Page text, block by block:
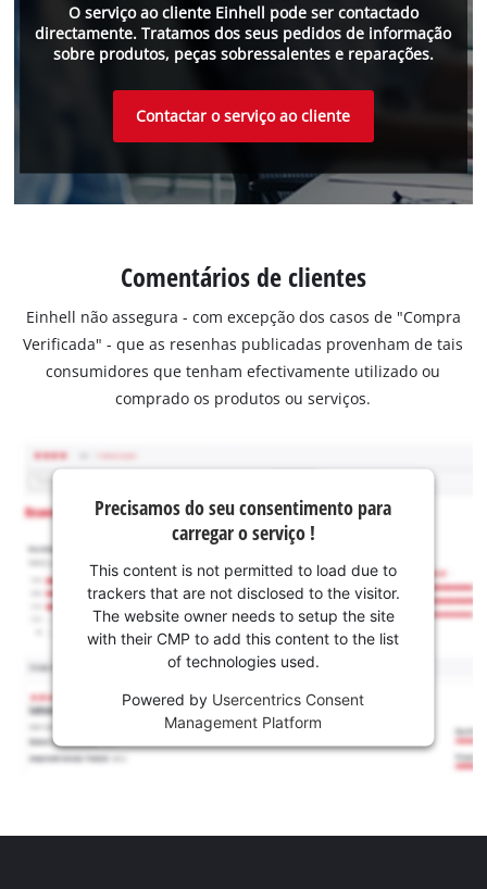
O serviço ao cliente Einhell pode ser contactado
directamente. Tratamos dos seus pedidos de informação
sobre produtos, peças sobressalentes e reparações.
Contactar o serviço ao cliente
Comentários de clientes
Einhell não assegura - com excepção dos casos de "Compra
Verificada" - que as resenhas publicadas provenham de tais
consumidores que tenham efectivamente utilizado ou
comprado os produtos ou serviços.
Precisamos do seu consentimento para
carregar o serviço !
This content is not permitted to load due to
trackers that are not disclosed to the visitor.
The website owner needs to setup the site
with their CMP to add this content to the list
of technologies used.
Powered by Usercentrics Consent
Management Platform